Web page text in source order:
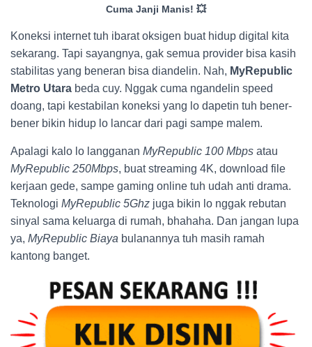
Cuma Janji Manis! 💥
Koneksi internet tuh ibarat oksigen buat hidup digital kita
sekarang. Tapi sayangnya, gak semua provider bisa kasih
stabilitas yang beneran bisa diandelin. Nah, MyRepublic
Metro Utara beda cuy. Nggak cuma ngandelin speed
doang, tapi kestabilan koneksi yang lo dapetin tuh bener-
bener bikin hidup lo lancar dari pagi sampe malem.
Apalagi kalo lo langganan MyRepublic 100 Mbps atau
MyRepublic 250Mbps, buat streaming 4K, download file
kerjaan gede, sampe gaming online tuh udah anti drama.
Teknologi MyRepublic 5Ghz juga bikin lo nggak rebutan
sinyal sama keluarga di rumah, bhahaha. Dan jangan lupa
ya, MyRepublic Biaya bulanannya tuh masih ramah
kantong banget.